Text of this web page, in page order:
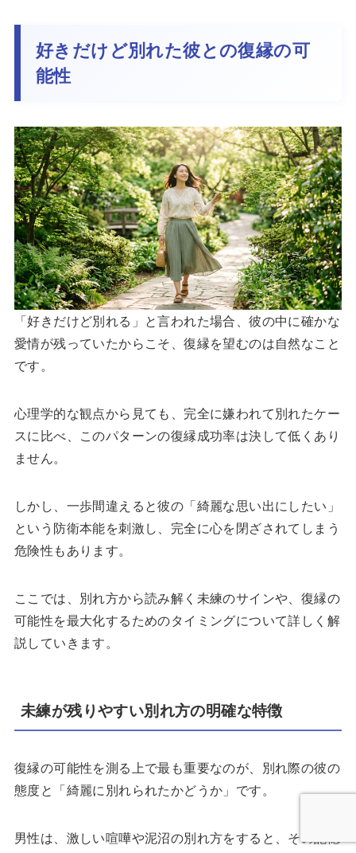
好きだけど別れた彼との復縁の可
能性
「好きだけど別れる」と言われた場合、彼の中に確かな
愛情が残っていたからこそ、復縁を望むのは自然なこと
です。
心理学的な観点から見ても、完全に嫌われて別れたケー
スに比べ、このパターンの復縁成功率は決して低くあり
ません。
しかし、一歩間違えると彼の「綺麗な思い出にしたい」
という防衛本能を刺激し、完全に心を閉ざされてしまう
危険性もあります。
ここでは、別れ方から読み解く未練のサインや、復縁の
可能性を最大化するためのタイミングについて詳しく解
説していきます。
未練が残りやすい別れ方の明確な特徴
復縁の可能性を測る上で最も重要なのが、別れ際の彼の
態度と「綺麗に別れられたかどうか」です。
男性は、激しい喧嘩や泥沼の別れ方をすると、その記憶